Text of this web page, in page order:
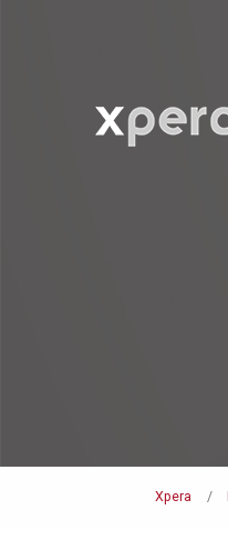
Xpera